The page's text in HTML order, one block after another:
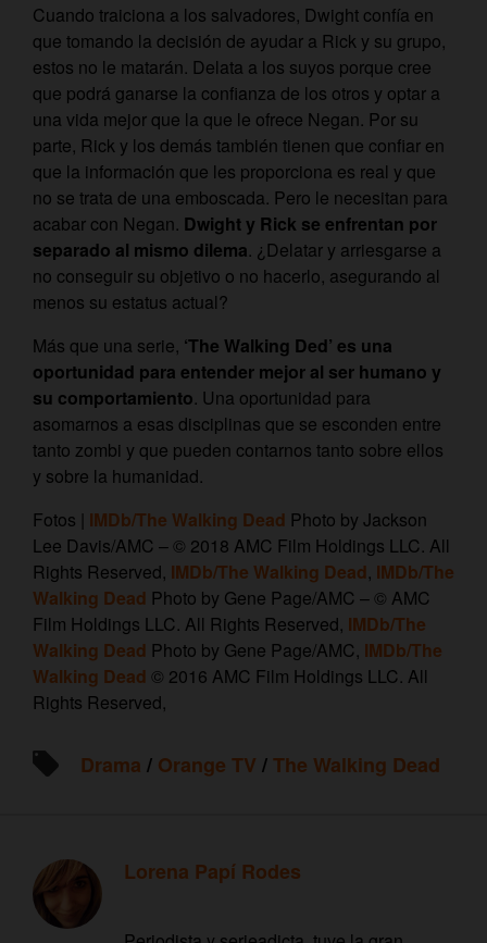
Cuando traiciona a los salvadores, Dwight confía en
que tomando la decisión de ayudar a Rick y su grupo,
estos no le matarán. Delata a los suyos porque cree
que podrá ganarse la confianza de los otros y optar a
una vida mejor que la que le ofrece Negan. Por su
parte, Rick y los demás también tienen que confiar en
que la información que les proporciona es real y que
no se trata de una emboscada. Pero le necesitan para
acabar con Negan. Dwight y Rick se enfrentan por
separado al mismo dilema. ¿Delatar y arriesgarse a
no conseguir su objetivo o no hacerlo, asegurando al
menos su estatus actual?
Más que una serie, ‘The Walking Ded’ es una
oportunidad para entender mejor al ser humano y
su comportamiento. Una oportunidad para
asomarnos a esas disciplinas que se esconden entre
tanto zombi y que pueden contarnos tanto sobre ellos
y sobre la humanidad.
Fotos | IMDb/The Walking Dead Photo by Jackson
Lee Davis/AMC – © 2018 AMC Film Holdings LLC. All
Rights Reserved, IMDb/The Walking Dead, IMDb/The
Walking Dead Photo by Gene Page/AMC – © AMC
Film Holdings LLC. All Rights Reserved, IMDb/The
Walking Dead Photo by Gene Page/AMC, IMDb/The
Walking Dead © 2016 AMC Film Holdings LLC. All
Rights Reserved,
Drama / Orange TV /The Walking Dead
Lorena Papí Rodes